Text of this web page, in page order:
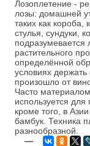
Лозоплетение -
лозы: домашней
таких как
стулья, сундуки,
растительного
определённой
условиях
произошло от
Часто
используется для
кроме того, в
бамбук. Техника
разнообразной.
—